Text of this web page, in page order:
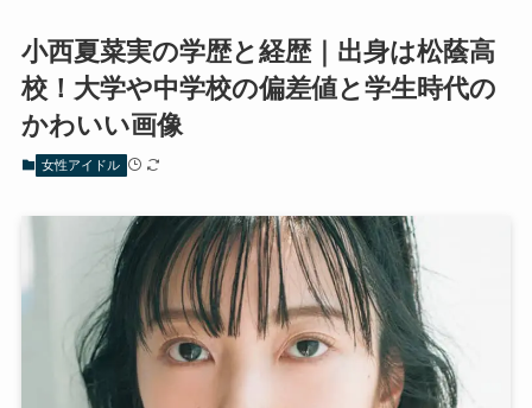
小西夏菜実の学歴と経歴｜出身は松蔭高
校！大学や中学校の偏差値と学生時代の
かわいい画像
女性アイドル